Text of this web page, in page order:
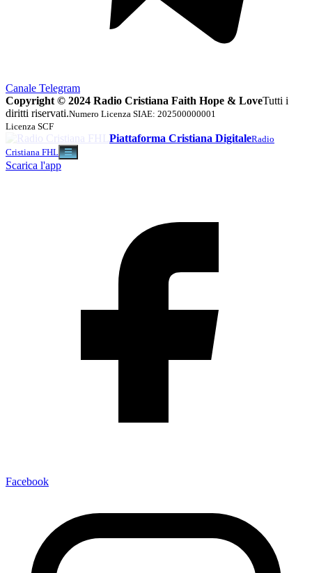
Canale Telegram
Copyright © 2024 Radio Cristiana Faith Hope & LoveTutti i
diritti riservati.Numero Licenza SIAE: 202500000001
Licenza SCF
Piattaforma Cristiana DigitaleRadio
Cristiana FHL ☰
Scarica l'app
Facebook